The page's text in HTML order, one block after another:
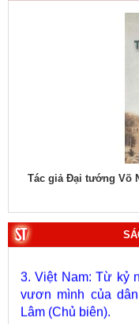
Tác giả Đại tướng Võ
1. Bác Hồ ở Pháp.
2. Lịch sử Chính
soạn lịch sử Chính
vươn mình của
Lâm (Chủ biên).
4. Phát triển và